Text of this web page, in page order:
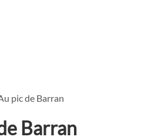
pic de Barran
Barran